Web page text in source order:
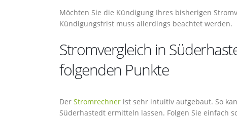
Möchten Sie die Kündigung Ihres bisherigen
Kündigungsfrist muss allerdings beachtet werden.
Stromvergleich in
folgenden Punkte
Der Stromrechner ist sehr intuitiv aufgebaut. So
Süderhastedt ermitteln lassen. Folgen Sie einfach